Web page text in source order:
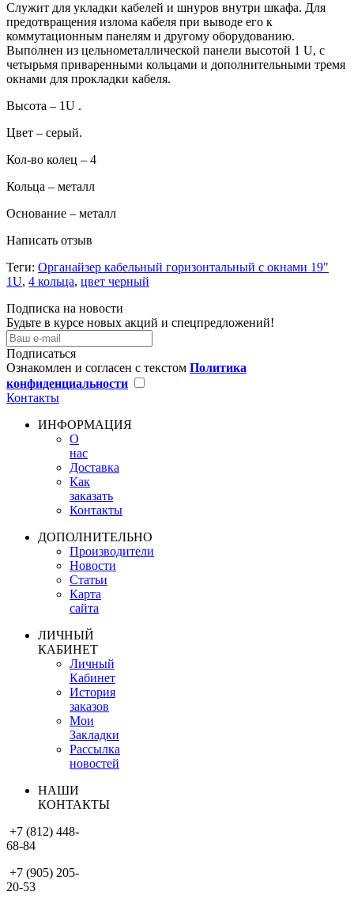
Служит для укладки кабелей и шнуров внутри шкафа. Для
предотвращения излома кабеля при выводе его к
коммутационным панелям и другому оборудованию.
Выполнен из цельнометаллической панели высотой 1 U, с
четырьмя приваренными кольцами и дополнительными тремя
окнами для прокладки кабеля.
Высота – 1U .
Цвет – серый.
Кол-во колец – 4
Кольца – металл
Основание – металл
Написать отзыв
Теги: Органайзер кабельный горизонтальный с окнами 19"
1U, 4 кольца, цвет черный
Подписка на новости
Будьте в курсе новых акций и спецпредложений!
Подписаться
Ознакомлен и согласен с текстом Политика
конфиденциальности
Контакты
ИНФОРМАЦИЯ
О
нас
Доставка
Как
заказать
Контакты
ДОПОЛНИТЕЛЬНО
Производители
Новости
Статьи
Карта
сайта
ЛИЧНЫЙ
КАБИНЕТ
Личный
Кабинет
История
заказов
Мои
Закладки
Рассылка
новостей
НАШИ
КОНТАКТЫ
+7 (812) 448-
68-84
+7 (905) 205-
20-53